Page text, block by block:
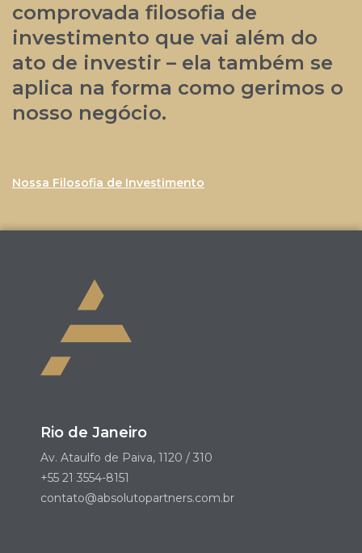
comprovada filosofia de
investimento que vai além do
ato de investir – ela também se
aplica na forma como gerimos o
nosso negócio.
Nossa Filosofia de Investimento
Rio de Janeiro
Av. Ataulfo de Paiva, 1120 / 310
+55 21 3554-8151
contato@absolutopartners.com.br